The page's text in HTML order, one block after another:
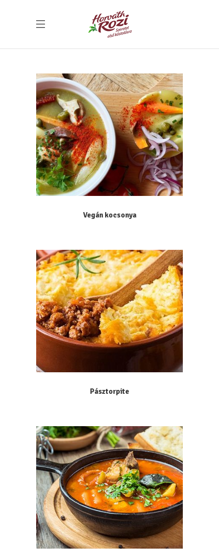
Vegán kocsonya
Pásztorpite